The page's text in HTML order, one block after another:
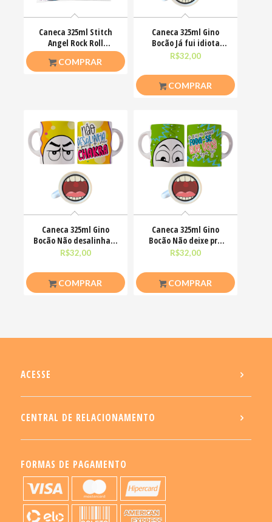
Caneca 325ml Stitch
Angel Rock Roll
Motoclub Motoqueiro
COMPRAR
Caneca 325ml Gino
Bocão Já fui idiota
agora só finjo Meme
R$32,00
COMPRAR
Caneca 325ml Gino
Bocão Não desalinha a
porra do meu chakra
R$32,00
COMPRAR
Caneca 325ml Gino
Bocão Não deixe pra
amanhã o foda-se que
R$32,00
COMPRAR
ACESSE
CENTRAL DE RELACIONAMENTO
FORMAS DE PAGAMENTO